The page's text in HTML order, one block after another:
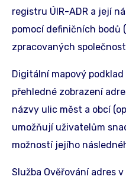
registru ÚIR-ADR a její
pomocí definičních bodů
zpracovaných
Digitální mapový podklad
přehledné zobrazení
názvy ulic měst a obcí
umožňují uživatelům
možností jejího
Služba Ověřování adres